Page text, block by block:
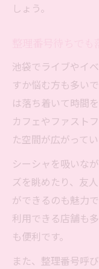
しょう。
池袋でライブやイ
すか悩む方も多い
は落ち着いて時間
カフェやファスト
た空間が広がってい
シーシャを吸いな
ズを眺めたり、友
ができるのも魅力
利用できる店舗も
も便利です。
また、整理番号呼